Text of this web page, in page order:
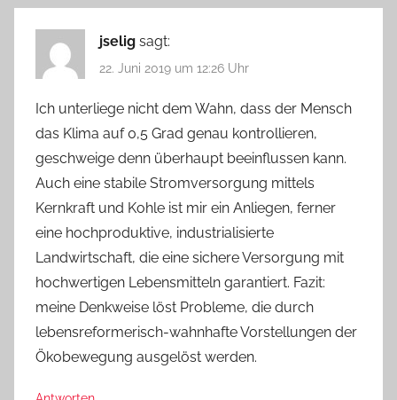
jselig sagt:
22. Juni 2019 um 12:26 Uhr
Ich unterliege nicht dem Wahn, dass der Mensch
das Klima auf 0,5 Grad genau kontrollieren,
geschweige denn überhaupt beeinflussen kann.
Auch eine stabile Stromversorgung mittels
Kernkraft und Kohle ist mir ein Anliegen, ferner
eine hochproduktive, industrialisierte
Landwirtschaft, die eine sichere Versorgung mit
hochwertigen Lebensmitteln garantiert. Fazit:
meine Denkweise löst Probleme, die durch
lebensreformerisch-wahnhafte Vorstellungen der
Ökobewegung ausgelöst werden.